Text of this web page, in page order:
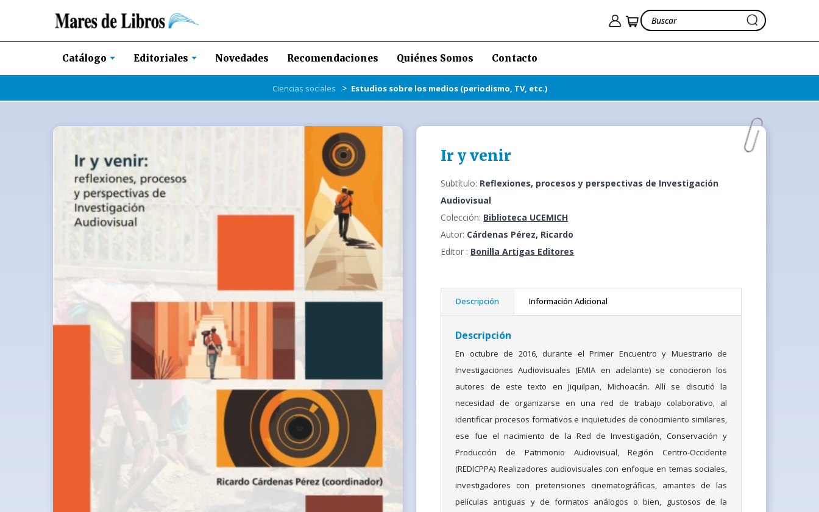
Catálogo Editoriales Novedades Recomendaciones Quiénes Somos Contacto
Ciencias sociales > Estudios sobre los medios (periodismo, TV, etc.)
Ir y venir
Subtítulo: Reflexiones, procesos y perspectivas de Investigación
Audiovisual
Colección: Biblioteca UCEMICH
Autor: Cárdenas Pérez, Ricardo
Editor : Bonilla Artigas Editores
Descripción Información Adicional
Descripción
En octubre de 2016, durante el Primer Encuentro y Muestrario de
Investigaciones Audiovisuales (EMIA en adelante) se conocieron los
autores de este texto en Jiquilpan, Michoacán. Allí se discutió la
necesidad de organizarse en una red de trabajo colaborativo, al
identificar procesos formativos e inquietudes de conocimiento similares,
ese fue el nacimiento de la Red de Investigación, Conservación y
Producción de Patrimonio Audiovisual, Región Centro-Occidente
(REDICPPA) Realizadores audiovisuales con enfoque en temas sociales,
investigadores con pretensiones cinematográficas, amantes de las
películas antiguas y de formatos análogos o bien, gustosos de la